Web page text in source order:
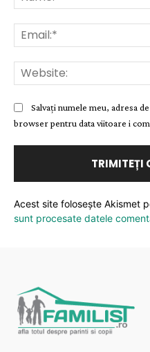
Salvați numele meu, adresa
browser pentru data viitoare i
Acest site folosește Akismet
sunt procesate datele